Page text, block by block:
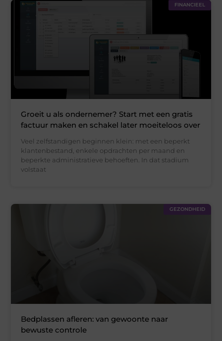
FINANCIEEL
Groeit u als ondernemer? Start met een gratis
factuur maken en schakel later moeiteloos over
Veel zelfstandigen beginnen klein: met een beperkt
klantenbestand, enkele opdrachten per maand en
beperkte administratieve behoeften. In dat stadium
volstaat
GEZONDHEID
Bedplassen afleren: van gewoonte naar
bewuste controle